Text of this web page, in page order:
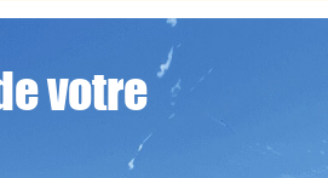
votre